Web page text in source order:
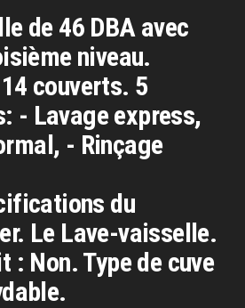
de 46 DBA avec
niveau.
couverts. 5
- Lavage express,
- Rinçage
du
Le Lave-vaisselle.
: Non. Type de cuve